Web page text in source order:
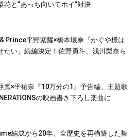
花と“あっち向いてホイ”対決
Prince平野紫耀×橋本環奈『かぐや様は
たい』続編決定！佐野勇斗、浅川梨奈ら
嵐×平祐奈『10万分の1』予告編、主題歌
の映画書き下ろし楽曲に
結成から20年、全歴史を再構築した舞